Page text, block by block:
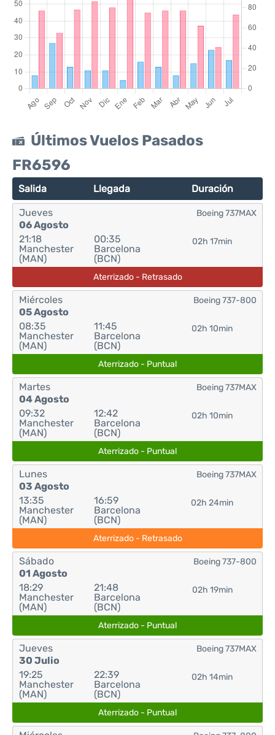
Últimos Vuelos Pasados
FR6596
Salida Llegada Duración
Jueves
06 Agosto
21:18
Manchester
(MAN)
00:35
Barcelona
(BCN)
02h 17min
Boeing 737MAX
Aterrizado - Retrasado
Miércoles
05 Agosto
08:35
Manchester
(MAN)
11:45
Barcelona
(BCN)
02h 10min
Boeing 737-800
Aterrizado - Puntual
Martes
04 Agosto
09:32
Manchester
(MAN)
12:42
Barcelona
(BCN)
02h 10min
Boeing 737MAX
Aterrizado - Puntual
Lunes
03 Agosto
13:35
Manchester
(MAN)
16:59
Barcelona
(BCN)
02h 24min
Boeing 737MAX
Aterrizado - Retrasado
Sábado
01 Agosto
18:29
Manchester
(MAN)
21:48
Barcelona
(BCN)
02h 19min
Boeing 737-800
Aterrizado - Puntual
Jueves
30 Julio
19:25
Manchester
(MAN)
22:39
Barcelona
(BCN)
02h 14min
Boeing 737MAX
Aterrizado - Puntual